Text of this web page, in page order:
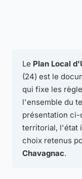
Le Plan Local
(24) est le
qui fixe les
l'ensemble du
présentation ci-
territorial, l'état
choix retenus
Chavagnac.